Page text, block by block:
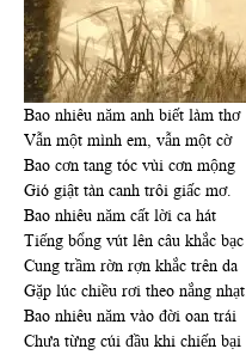
Bao nhiêu năm anh biết làm thơ
Vẫn một mình em, vẫn một cờ
Bao cơn tang tóc vùi cơn mộng
Gió giật tàn canh trôi giấc mơ.
Bao nhiêu năm cất lời ca hát
Tiếng bổng vút lên câu khắc bạc
Cung trầm rờn rợn khắc trên da
Gặp lúc chiều rơi theo nắng nhạt.
Bao nhiêu năm vào đời oan trái
Chưa từng cúi đầu khi chiến bại